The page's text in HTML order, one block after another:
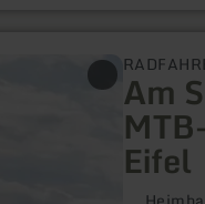
Am
Eifel